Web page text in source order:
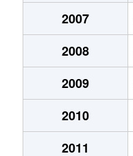
2007
2008
2009
2010
2011